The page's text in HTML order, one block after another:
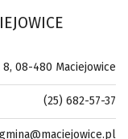
08-480 Maciejowice
(25) 682-57-37
gmina@maciejowice.pl